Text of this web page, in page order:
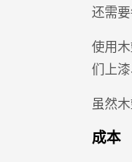
还需
使用
们上
虽然
成本